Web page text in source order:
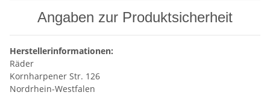
Angaben zur Produktsicherheit
Herstellerinformationen:
Räder
Kornharpener Str. 126
Nordrhein-Westfalen